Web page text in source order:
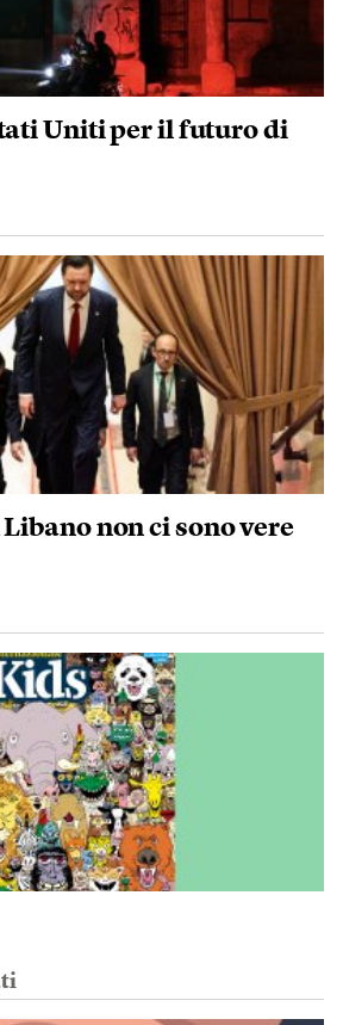
Uniti per il futuro di
non ci sono vere